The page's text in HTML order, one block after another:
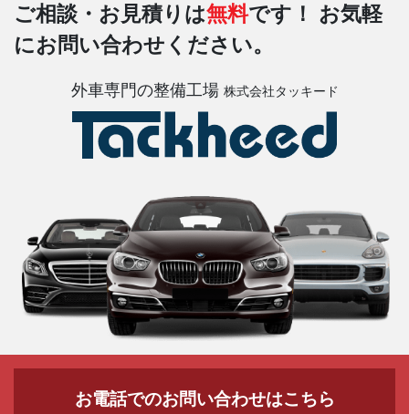
ご相談・お見積りは無料です！
お気軽
にお問い合わせください。
外車専門の整備工場 株式会社タッキード
お電話でのお問い合わせはこちら